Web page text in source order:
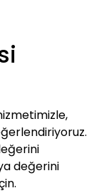
değerini